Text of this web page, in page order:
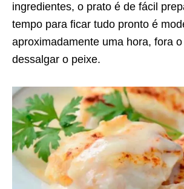
ingredientes, o prato é de fácil
tempo para ficar tudo pronto é
aproximadamente uma hora, fora
dessalgar o peixe.